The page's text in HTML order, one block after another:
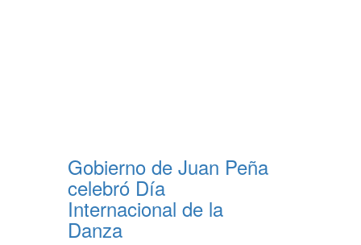
Gobierno de Juan Peña
celebró Día
Internacional de la
Danza